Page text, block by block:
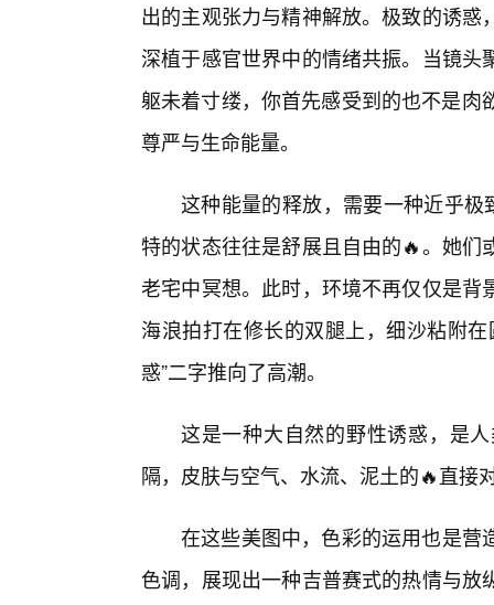
出的主观张力与精神解放。极致的诱
深植于感官世界中的情绪共振。当镜
躯未着寸缕，你首先感受到的也不是
尊严与生命能量。
这种能量的释放，需要一种近乎极
特的状态往往是舒展且自由的🔥。她
老宅中冥想。此时，环境不再仅仅是
海浪拍打在修长的双腿上，细沙粘附
惑”二字推向了高潮。
这是一种大自然的野性诱惑，是
隔，皮肤与空气、水流、泥土的🔥直接
在这些美图中，色彩的运用也是营
色调，展现出一种吉普赛式的热情与